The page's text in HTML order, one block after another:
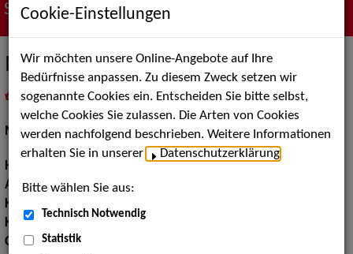
Suche nach Künstler*innen
Marc L.
als PDF speichern
inMeine Merklistelegen
Models / Werbung:Fotomodell, Dressman
Haarfarbe:
Augenfarbe:braun-grün
Körpergröße:
Konfektionsgröße:
Oberweite:107
Cookie-Einstellungen
Wir möchten unsere Online-Angebote auf Ihre
Bedürfnisse anpassen. Zu diesem Zweck setzen wir
sogenannte Cookies ein. Entscheiden Sie bitte selbst,
welche Cookies Sie zulassen. Die Arten von Cookies
werden nachfolgend beschrieben. Weitere Informationen
erhalten Sie in unserer
Datenschutzerklärung
Bitte wählen Sie aus:
Technisch Notwendig
Statistik